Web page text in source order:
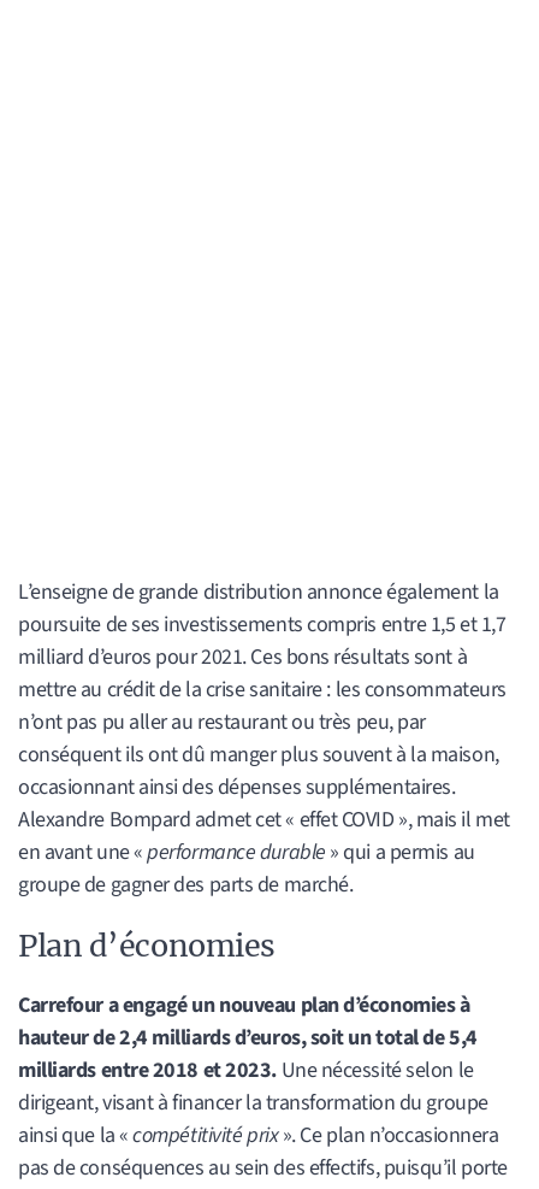
L’enseigne de grande distribution annonce également la
poursuite de ses investissements compris entre 1,5 et 1,7
milliard d’euros pour 2021. Ces bons résultats sont à
mettre au crédit de la crise sanitaire : les consommateurs
n’ont pas pu aller au restaurant ou très peu, par
conséquent ils ont dû manger plus souvent à la maison,
occasionnant ainsi des dépenses supplémentaires.
Alexandre Bompard admet cet « effet COVID », mais il met
en avant une «performance durable » qui a permis au
groupe de gagner des parts de marché.
Plan d’économies
Carrefour a engagé un nouveau plan d’économies à
hauteur de 2,4 milliards d’euros, soit un total de 5,4
milliards entre 2018 et 2023.Une nécessité selon le
dirigeant, visant à financer la transformation du groupe
ainsi que la «compétitivité prix». Ce plan n’occasionnera
pas de conséquences au sein des effectifs, puisqu’il porte